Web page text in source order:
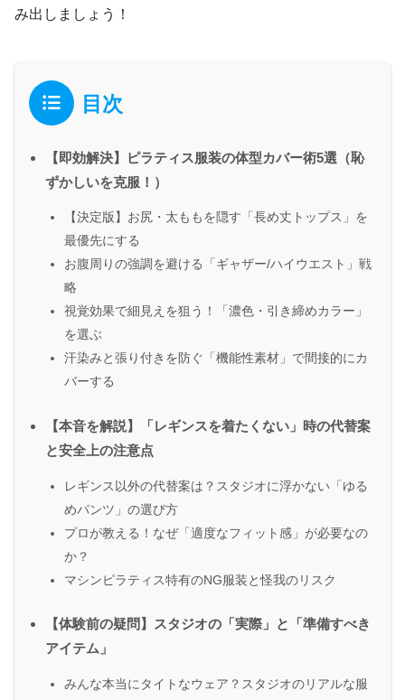
み出しましょう！
目次
【即効解決】ピラティス服装の体型カバー術5選（恥
ずかしいを克服！）
【決定版】お尻・太ももを隠す「長め丈トップス」を
最優先にする
お腹周りの強調を避ける「ギャザー/ハイウエスト」戦
略
視覚効果で細見えを狙う！「濃色・引き締めカラー」
を選ぶ
汗染みと張り付きを防ぐ「機能性素材」で間接的にカ
バーする
【本音を解説】「レギンスを着たくない」時の代替案
と安全上の注意点
レギンス以外の代替案は？スタジオに浮かない「ゆる
めパンツ」の選び方
プロが教える！なぜ「適度なフィット感」が必要なの
か？
マシンピラティス特有のNG服装と怪我のリスク
【体験前の疑問】スタジオの「実際」と「準備すべき
アイテム」
みんな本当にタイトなウェア？スタジオのリアルな服